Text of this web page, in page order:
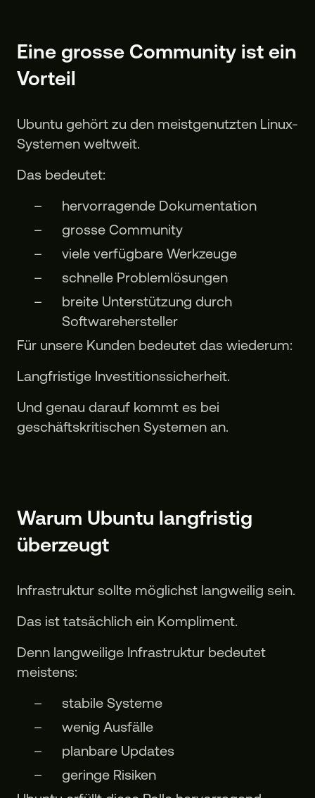
Eine grosse Community ist ein
Vorteil
Ubuntu gehört zu den meistgenutzten Linux-
Systemen weltweit.
Das bedeutet:
hervorragende Dokumentation
grosse Community
viele verfügbare Werkzeuge
schnelle Problemlösungen
breite Unterstützung durch
Softwarehersteller
Für unsere Kunden bedeutet das wiederum:
Langfristige Investitionssicherheit.
Und genau darauf kommt es bei
geschäftskritischen Systemen an.
Warum Ubuntu langfristig
überzeugt
Infrastruktur sollte möglichst langweilig sein.
Das ist tatsächlich ein Kompliment.
Denn langweilige Infrastruktur bedeutet
meistens:
stabile Systeme
wenig Ausfälle
planbare Updates
geringe Risiken